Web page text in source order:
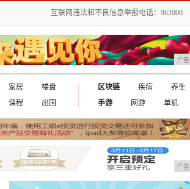
互联网违法和不良信息举报电话：962000
广告
家居
楼盘
课程 出国
区块链 疾病
养生
手游
网游 单机
广告